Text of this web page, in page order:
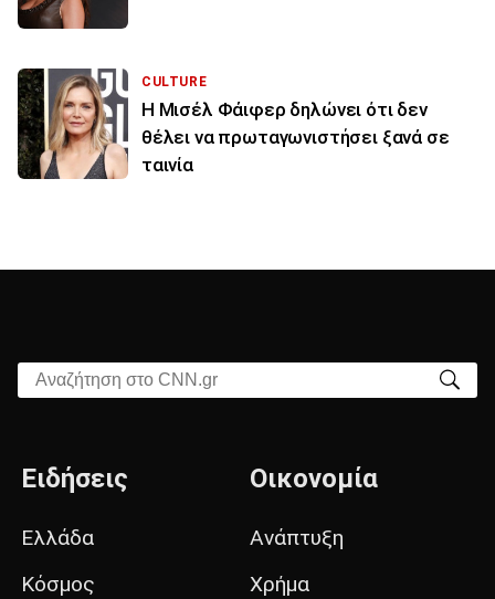
CULTURE
Η Μισέλ Φάιφερ δηλώνει ότι δεν
θέλει να πρωταγωνιστήσει ξανά σε
ταινία
Αναζήτηση στο CNN.gr
Ειδήσεις
Ελλάδα
Κόσμος
Οικονομία
Ανάπτυξη
Χρήμα